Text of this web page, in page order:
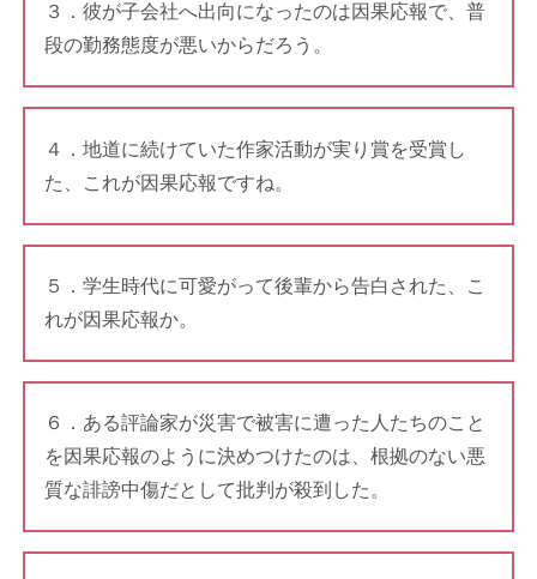
３．彼が子会社へ出向になったのは因果応報で、普
段の勤務態度が悪いからだろう。
４．地道に続けていた作家活動が実り賞を受賞し
た、これが因果応報ですね。
５．学生時代に可愛がって後輩から告白された、こ
れが因果応報か。
６．ある評論家が災害で被害に遭った人たちのこと
を因果応報のように決めつけたのは、根拠のない悪
質な誹謗中傷だとして批判が殺到した。